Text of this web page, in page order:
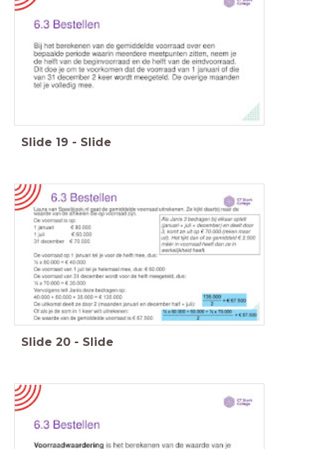
Slide 19 - Slide
Slide 20 - Slide